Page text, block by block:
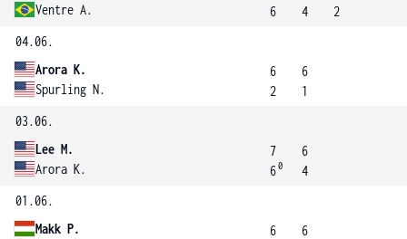
Ventre A.
6
4
2
04.06.
Arora K.
Spurling N.
6
2
6
1
03.06.
Lee M.
Arora K.
7
60
6
4
01.06.
Makk P.
6
6